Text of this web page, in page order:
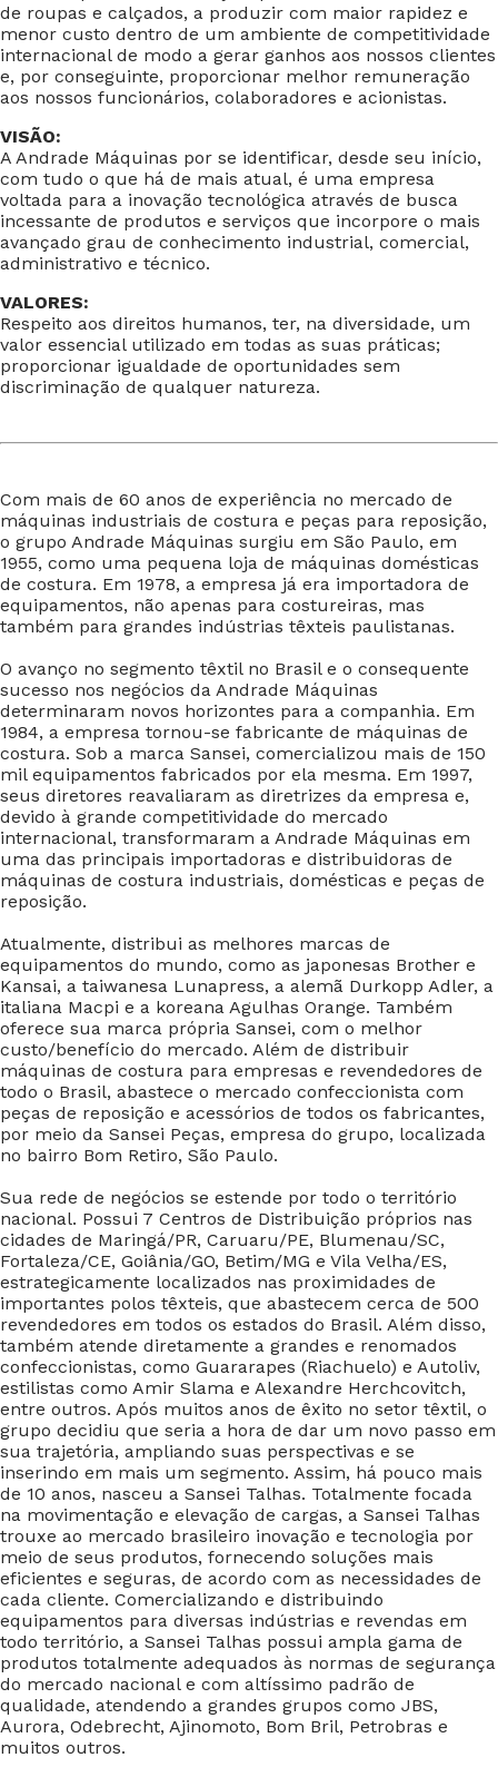
de roupas e calçados, a produzir com maior rapidez e
menor custo dentro de um ambiente de competitividade
internacional de modo a gerar ganhos aos nossos clientes
e, por conseguinte, proporcionar melhor remuneração
aos nossos funcionários, colaboradores e acionistas.
VISÃO:
A Andrade Máquinas por se identificar, desde seu início,
com tudo o que há de mais atual, é uma empresa
voltada para a inovação tecnológica através de busca
incessante de produtos e serviços que incorpore o mais
avançado grau de conhecimento industrial, comercial,
administrativo e técnico.
VALORES:
Respeito aos direitos humanos, ter, na diversidade, um
valor essencial utilizado em todas as suas práticas;
proporcionar igualdade de oportunidades sem
discriminação de qualquer natureza.
Com mais de 60 anos de experiência no mercado de
máquinas industriais de costura e peças para reposição,
o grupo Andrade Máquinas surgiu em São Paulo, em
1955, como uma pequena loja de máquinas domésticas
de costura. Em 1978, a empresa já era importadora de
equipamentos, não apenas para costureiras, mas
também para grandes indústrias têxteis paulistanas.
O avanço no segmento têxtil no Brasil e o consequente
sucesso nos negócios da Andrade Máquinas
determinaram novos horizontes para a companhia. Em
1984, a empresa tornou-se fabricante de máquinas de
costura. Sob a marca Sansei, comercializou mais de 150
mil equipamentos fabricados por ela mesma. Em 1997,
seus diretores reavaliaram as diretrizes da empresa e,
devido à grande competitividade do mercado
internacional, transformaram a Andrade Máquinas em
uma das principais importadoras e distribuidoras de
máquinas de costura industriais, domésticas e peças de
reposição.
Atualmente, distribui as melhores marcas de
equipamentos do mundo, como as japonesas Brother e
Kansai, a taiwanesa Lunapress, a alemã Durkopp Adler, a
italiana Macpi e a koreana Agulhas Orange. Também
oferece sua marca própria Sansei, com o melhor
custo/benefício do mercado. Além de distribuir
máquinas de costura para empresas e revendedores de
todo o Brasil, abastece o mercado confeccionista com
peças de reposição e acessórios de todos os fabricantes,
por meio da Sansei Peças, empresa do grupo, localizada
no bairro Bom Retiro, São Paulo.
Sua rede de negócios se estende por todo o território
nacional. Possui 7 Centros de Distribuição próprios nas
cidades de Maringá/PR, Caruaru/PE, Blumenau/SC,
Fortaleza/CE, Goiânia/GO, Betim/MG e Vila Velha/ES,
estrategicamente localizados nas proximidades de
importantes polos têxteis, que abastecem cerca de 500
revendedores em todos os estados do Brasil. Além disso,
também atende diretamente a grandes e renomados
confeccionistas, como Guararapes (Riachuelo) e Autoliv,
estilistas como Amir Slama e Alexandre Herchcovitch,
entre outros. Após muitos anos de êxito no setor têxtil, o
grupo decidiu que seria a hora de dar um novo passo em
sua trajetória, ampliando suas perspectivas e se
inserindo em mais um segmento. Assim, há pouco mais
de 10 anos, nasceu a Sansei Talhas. Totalmente focada
na movimentação e elevação de cargas, a Sansei Talhas
trouxe ao mercado brasileiro inovação e tecnologia por
meio de seus produtos, fornecendo soluções mais
eficientes e seguras, de acordo com as necessidades de
cada cliente. Comercializando e distribuindo
equipamentos para diversas indústrias e revendas em
todo território, a Sansei Talhas possui ampla gama de
produtos totalmente adequados às normas de segurança
do mercado nacional e com altíssimo padrão de
qualidade, atendendo a grandes grupos como JBS,
Aurora, Odebrecht, Ajinomoto, Bom Bril, Petrobras e
muitos outros.